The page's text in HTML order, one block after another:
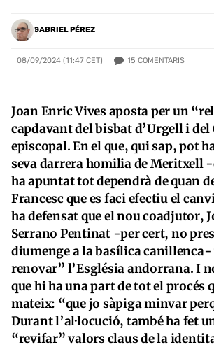
GABRIEL PÉREZ
08/09/2024 (11:47 CET) 15 COMENTARIS
Joan Enric Vives aposta per un
capdavant del bisbat d’Urgell i
episcopal. En el que, qui sap, pot
seva darrera homilia de Meritxell
ha apuntat tot dependrà de quan
Francesc que es faci efectiu el
ha defensat que el nou coadjutor,
Serrano Pentinat -per cert, no
diumenge a la basílica canillenca-
renovar” l’Església andorrana. I
que hi ha una part de tot el procés
mateix: “que jo sàpiga minvar
Durant l’al·locució, també ha fet
“revifar” valors claus de la